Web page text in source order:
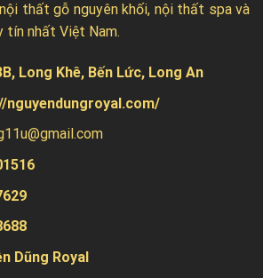
thất gỗ nguyên khối, nội thất spa và
tín nhất Việt Nam.
Long Khê, Bến Lức, Long An
nguyendungroyal.com/
Dũng Royal